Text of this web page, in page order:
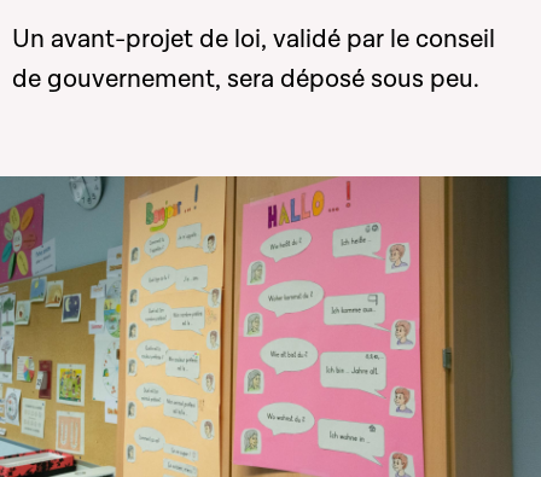
Un avant-projet de loi, validé par le conseil
de gouvernement, sera déposé sous peu.